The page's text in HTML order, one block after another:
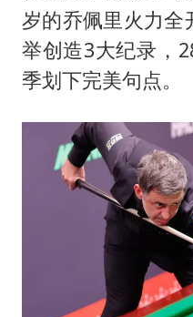
胡
夯
岁的乔佩里 火力全
举创造3大纪录，
季划下完美句点。